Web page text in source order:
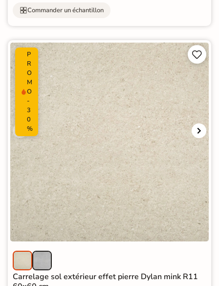
Commander un échantillon
P
R
O
M
O
-
3
0
%


Carrelage sol extérieur effet pierre Dylan mink R11